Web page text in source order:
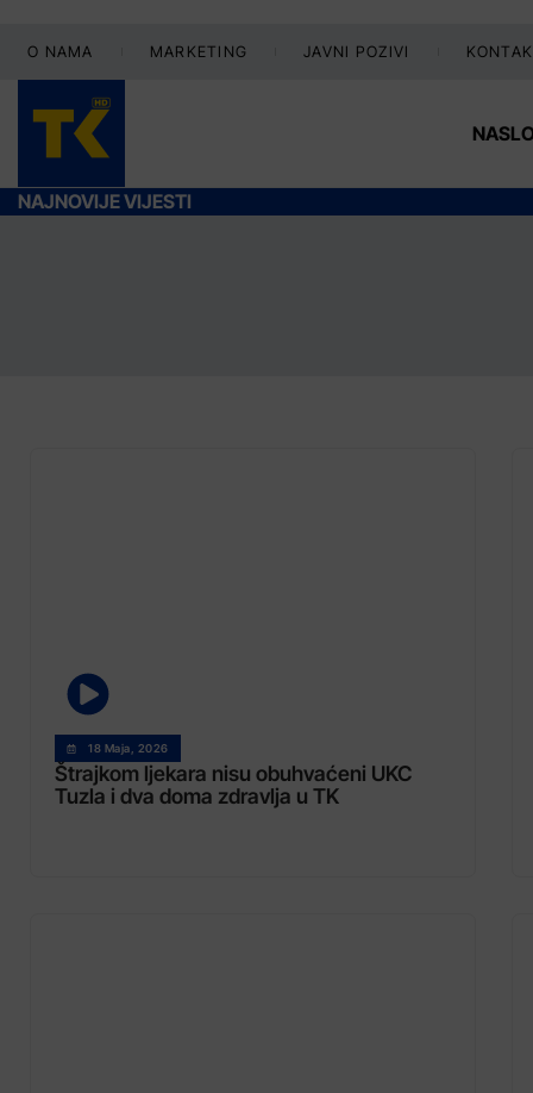
O NAMA MARKETING JAVNI POZIVI
NAJNOVIJE VIJESTI
18 Maja, 2026
Štrajkom ljekara nisu obuhvaćeni UKC
Tuzla i dva doma zdravlja u TK